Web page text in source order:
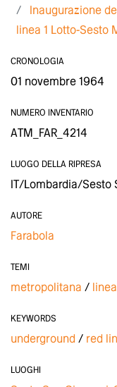
Inaugurazione
linea 1 Lotto-Sesto
CRONOLOGIA
01 novembre 1964
NUMERO INVENTARIO
ATM_FAR_4214
LUOGO DELLA RIPRESA
IT/Lombardia/Sesto
AUTORE
Farabola
TEMI
metropolitana
KEYWORDS
underground red
LUOGHI